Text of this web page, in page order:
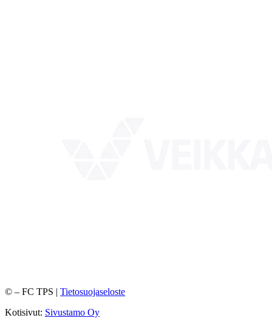
© – FC TPS | Tietosuojaseloste
Kotisivut: Sivustamo Oy